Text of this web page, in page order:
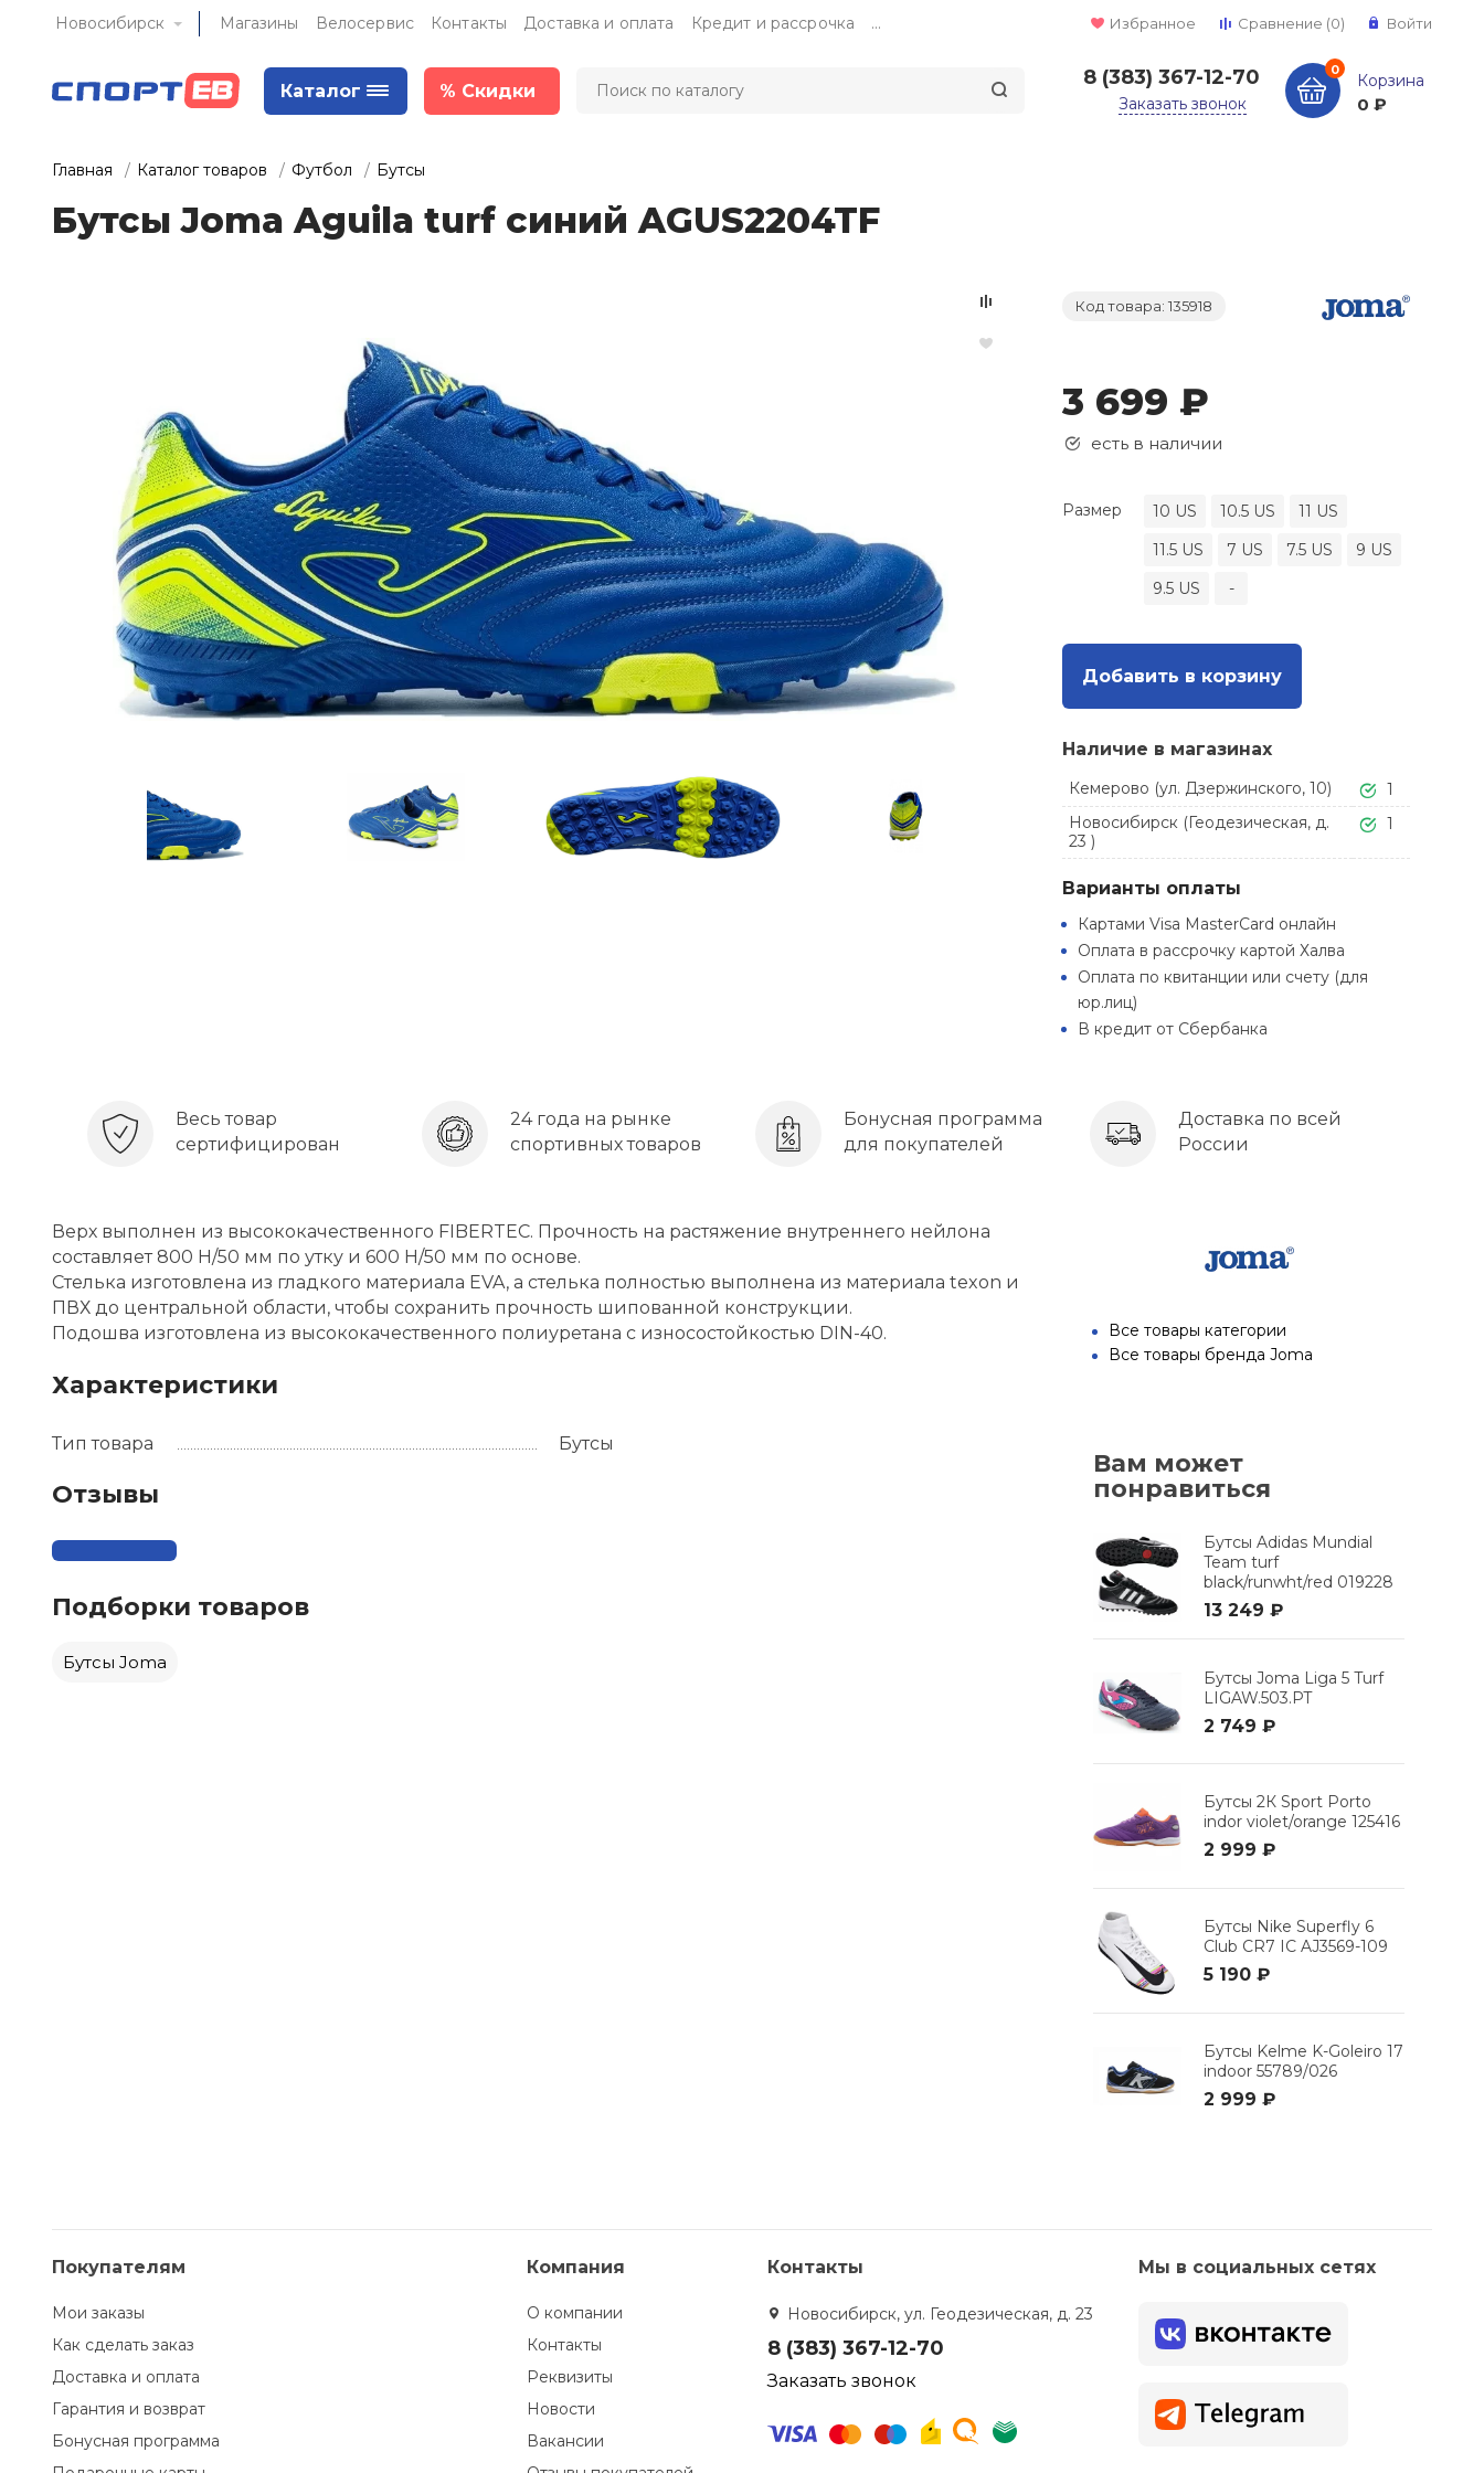
Новосибирск Магазины Велосервис Контакты Доставка и оплата Кредит и рассрочка ... Избранное Сравнение (0) Войти
Каталог % Скидки
8 (383) 367-12-70
Заказать звонок
0
Корзина
0 ₽
Главная Каталог товаров Футбол Бутсы
Бутсы Joma Aguila turf синий AGUS2204TF
Код товара: 135918
3 699 ₽
есть в наличии
Размер 10 US 10.5 US
11 US
11.5 US
7 US 7.5 US
9 US
9.5 US
-
Добавить в корзину
Наличие в магазинах
Кемерово (ул. Дзержинского, 10)
1
Новосибирск (Геодезическая, д.
23 )
1
Варианты оплаты
Картами Visa MasterCard онлайн
Оплата в рассрочку картой Халва
Оплата по квитанции или счету (для
юр.лиц)
В кредит от Сбербанка
Весь товар
сертифицирован
24 года на рынке
спортивных товаров
Бонусная программа
для покупателей
Доставка по всей
России
Верх выполнен из высококачественного FIBERTEC. Прочность на растяжение внутреннего нейлона
составляет 800 Н/50 мм по утку и 600 Н/50 мм по основе.
Стелька изготовлена из гладкого материала EVA, а стелька полностью выполнена из материала texon и
ПВХ до центральной области, чтобы сохранить прочность шипованной конструкции.
Подошва изготовлена из высококачественного полиуретана с износостойкостью DIN-40.
Характеристики
Тип товара Бутсы
Отзывы
Подборки товаров
Бутсы Joma
Все товары категории
Все товары бренда Joma
Вам может
понравиться
Бутсы Adidas Mundial
Team turf
black/runwht/red 019228
13 249 ₽
Бутсы Joma Liga 5 Turf
LIGAW.503.PT
2 749 ₽
Бутсы 2К Sport Porto
indor violet/orange 125416
2 999 ₽
Бутсы Nike Superfly 6
Club CR7 IC AJ3569-109
5 190 ₽
Бутсы Kelme K-Goleiro 17
indoor 55789/026
2 999 ₽
Покупателям
Мои заказы
Как сделать заказ
Доставка и оплата
Гарантия и возврат
Бонусная программа
Компания
О компании
Контакты
Реквизиты
Новости
Вакансии
Контакты
Новосибирск, ул. Геодезическая, д. 23
8 (383) 367-12-70
Заказать звонок
Мы в социальных сетях